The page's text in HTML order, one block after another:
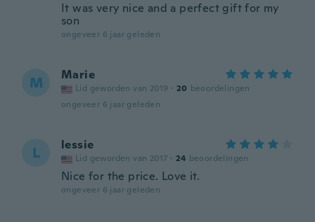
It was very nice and a perfect gift for my
son
ongeveer 6 jaar geleden
M Marie
Lid geworden van 2019 · 20 beoordelingen
ongeveer 6 jaar geleden
L lessie
Lid geworden van 2017 · 24 beoordelingen
Nice for the price. Love it.
ongeveer 6 jaar geleden